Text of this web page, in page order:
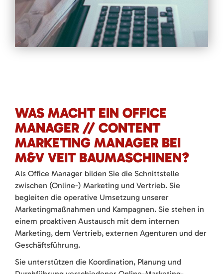
WAS MACHT EIN OFFICE
MANAGER // CONTENT
MARKETING MANAGER BEI
M&V VEIT BAUMASCHINEN?
Als Office Manager bilden Sie die Schnittstelle
zwischen (Online-) Marketing und Vertrieb. Sie
begleiten die operative Umsetzung unserer
Marketingmaßnahmen und Kampagnen. Sie stehen in
einem proaktiven Austausch mit dem internen
Marketing, dem Vertrieb, externen Agenturen und der
Geschäftsführung.
Sie unterstützen die Koordination, Planung und